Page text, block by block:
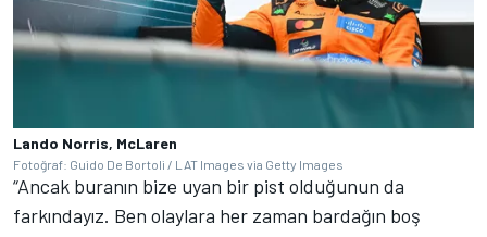
Lando Norris, McLaren
Fotoğraf: Guido De Bortoli / LAT Images via Getty Images
“Ancak buranın bize uyan bir pist olduğunun da
farkındayız. Ben olaylara her zaman bardağın boş